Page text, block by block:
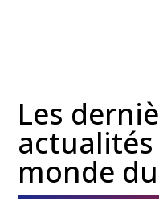
Les
monde